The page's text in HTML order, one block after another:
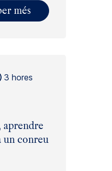
més
3 hores
un conreu